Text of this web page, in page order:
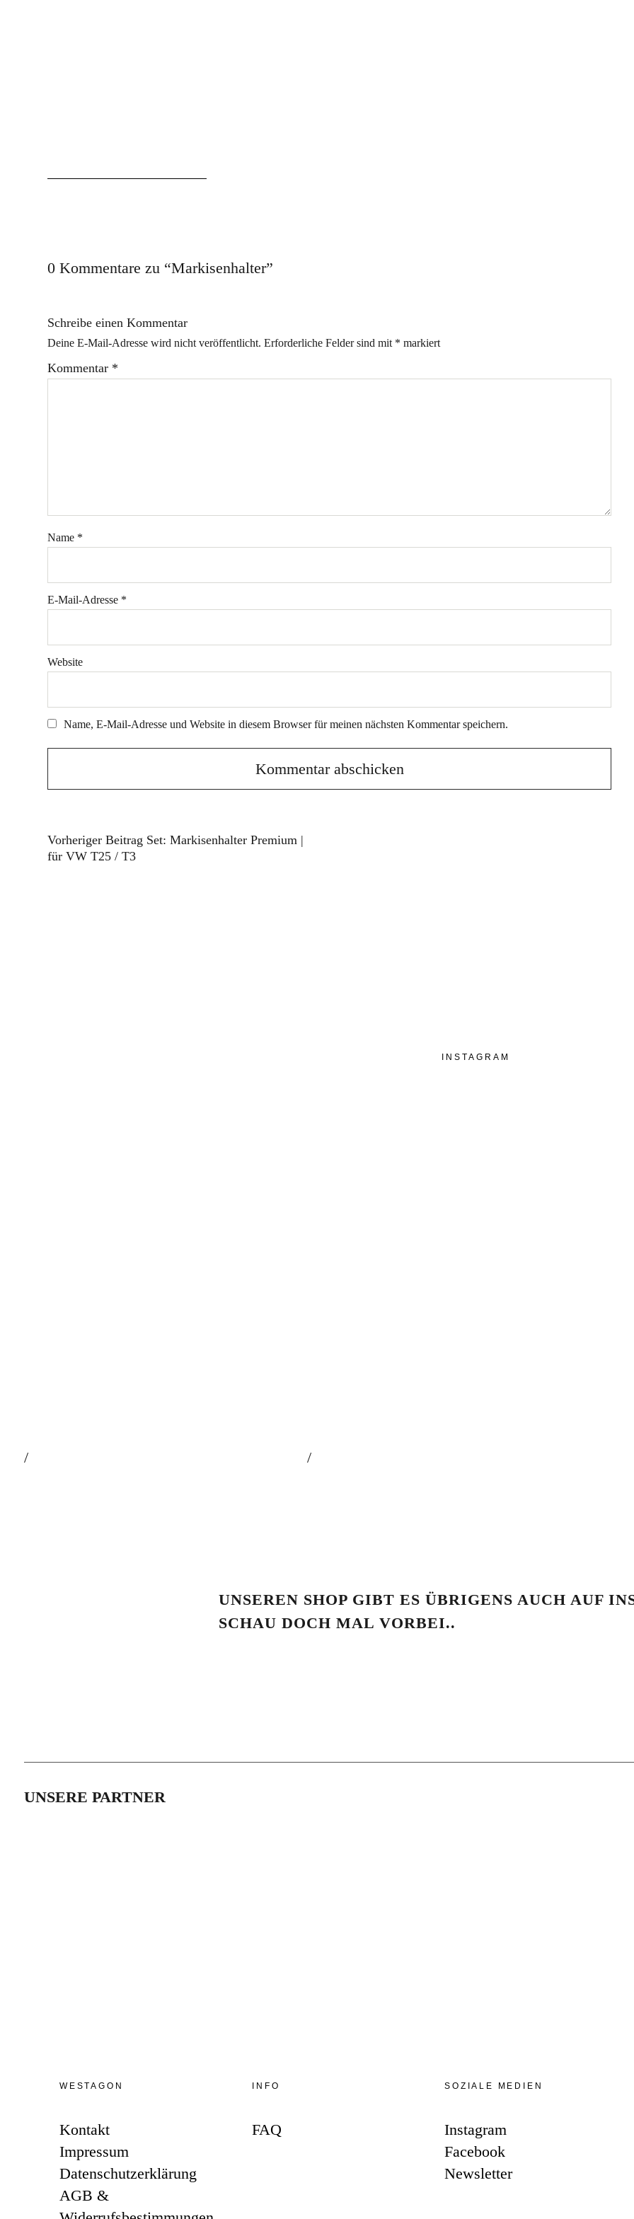
0 Kommentare zu “Markisenhalter”
Schreibe einen Kommentar
Deine E-Mail-Adresse wird nicht veröffentlicht. Erforderliche Felder sind mit * markiert
Kommentar *
Name *
E-Mail-Adresse *
Website
Name, E-Mail-Adresse und Website in diesem Browser für meinen nächsten Kommentar speichern.
Vorheriger Beitrag Set: Markisenhalter Premium |
für VW T25 / T3
INSTAGRAM
UNSEREN SHOP GIBT ES ÜBRIGENS AUCH AUF
SCHAU DOCH MAL VORBEI..
UNSERE PARTNER
WESTAGON
Kontakt
Impressum
Datenschutzerklärung
AGB &
INFO
FAQ
SOZIALE MEDIEN
Instagram
Facebook
Newsletter